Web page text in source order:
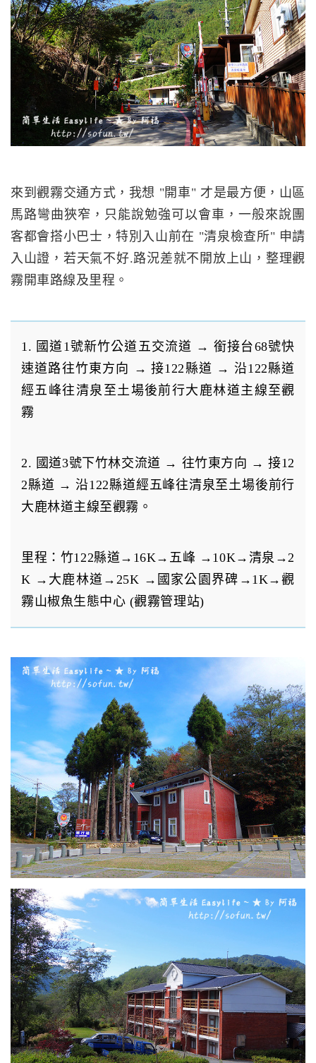
來到觀霧交通方式，我想 "開車" 才是最方便，山區
馬路彎曲狹窄，只能說勉強可以會車，一般來說團
客都會搭小巴士，特別入山前在 "清泉檢查所" 申請
入山證，若天氣不好.路況差就不開放上山，整理觀
霧開車路線及里程。
1. 國道1號新竹公道五交流道 → 銜接台68號快
速道路往竹東方向 → 接122縣道 → 沿122縣道
經五峰往清泉至土場後前行大鹿林道主線至觀
霧
2. 國道3號下竹林交流道 → 往竹東方向 → 接12
2縣道 → 沿122縣道經五峰往清泉至土場後前行
大鹿林道主線至觀霧。
里程：竹122縣道→16K→五峰 →10K→清泉→2
K →大鹿林道→25K →國家公園界碑→1K→觀
霧山椒魚生態中心 (觀霧管理站)